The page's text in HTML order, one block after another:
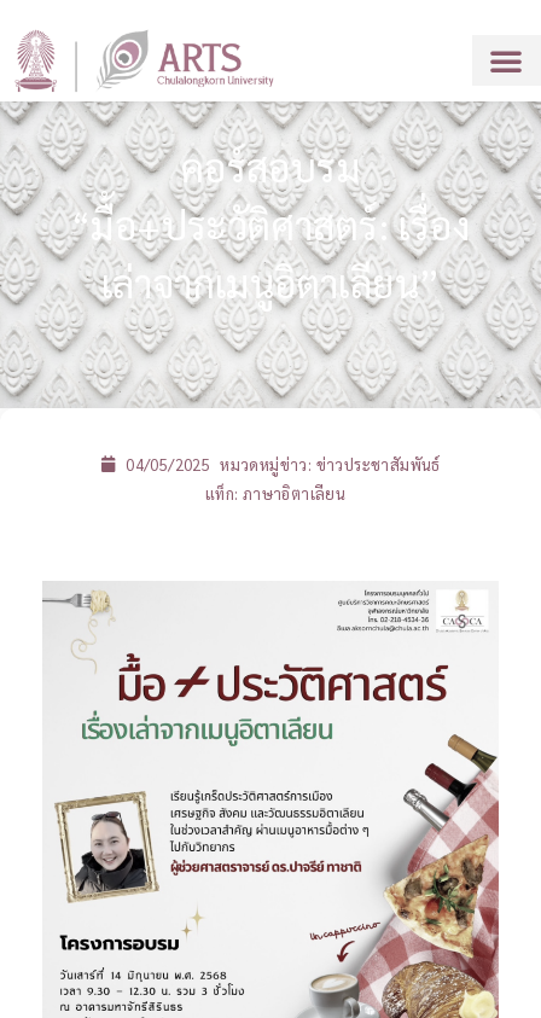
คอร์สอบรม
“มื้อ+ประวัติศาสตร์: เรื่อง
เล่าจากเมนูอิตาเลียน”
04/05/2025 หมวดหมู่ข่าว: ข่าวประชาสัมพันธ์
แท็ก: ภาษาอิตาเลียน